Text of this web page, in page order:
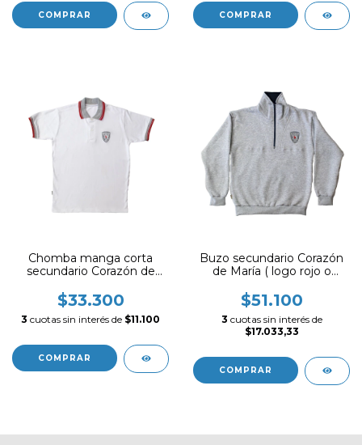
COMPRAR COMPRAR
Chomba manga corta
secundario Corazón de
segun disponibidad)
$33.300
3 cuotas sin interés de $11.100
COMPRAR
Buzo secundario Corazón
de María ( logo rojo o
disponibilidad)
$51.100
3 cuotas sin interés de
$17.033,33
COMPRAR